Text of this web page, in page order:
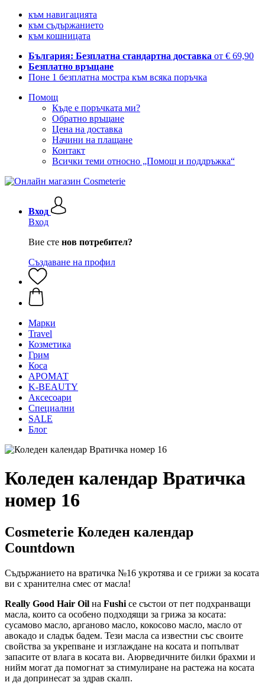
към навигацията
към съдържанието
към кошницата
България: Безплатна стандартна доставка от € 69,90
Безплатно връщане
Поне 1 безплатна мостра към всяка поръчка
Помощ
Къде е поръчката ми?
Обратно връщане
Цена на доставка
Начини на плащане
Контакт
Всички теми относно „Помощ и поддръжка“
Вход
Вход
Вие сте нов потребител?
Създаване на профил
Mарки
Travel
Козметика
Грим
Коса
АРОМАТ
K-BEAUTY
Аксесоари
Специални
SALE
Блог
Коледен календар Вратичка
номер 16
Cosmeterie Коледен календар
Countdown
Съдържанието на вратичка №16 укротява и се грижи за косата
ви с хранителна смес от масла!
Really Good Hair Oil на Fushi се състои от пет подхранващи
масла, които са особено подходящи за грижа за косата:
сусамово масло, арганово масло, кокосово масло, масло от
авокадо и сладък бадем. Тези масла са известни със своите
свойства за укрепване и изглаждане на косата и попълват
запасите от влага в косата ви. Аюрведичните билки брахми и
нийм могат да помогнат за стимулиране на растежа на косата
и да допринесат за здрав скалп.